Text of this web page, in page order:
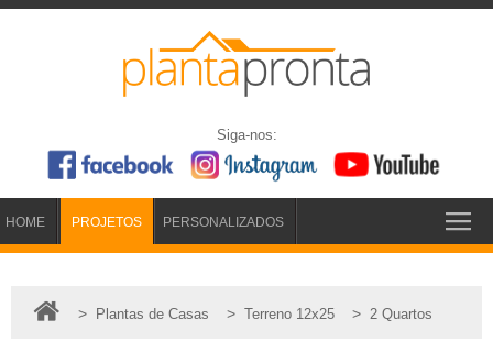
Siga-nos:
HOME PROJETOS PERSONALIZADOS
> Plantas de Casas > Terreno 12x25 > 2 Quartos